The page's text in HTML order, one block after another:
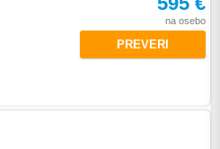
na osebo
PREVERI